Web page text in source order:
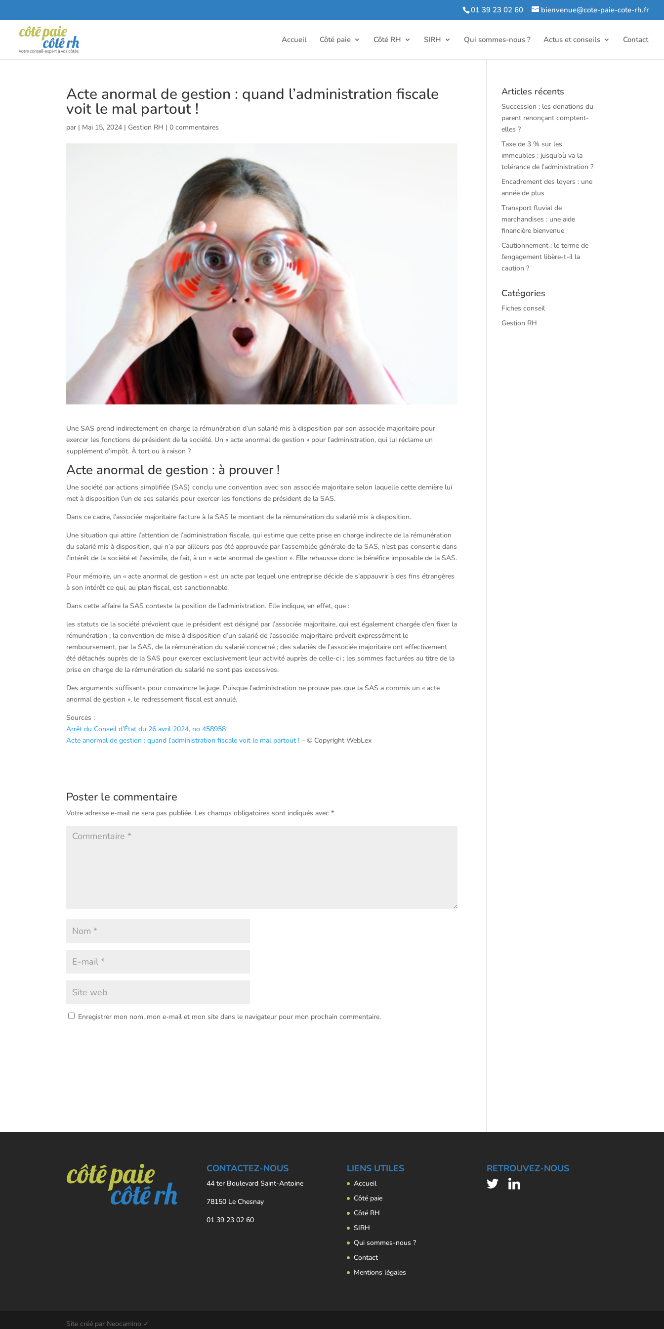
01 39 23 02 60 bienvenue@cote-paie-cote-rh.fr
Accueil Côté paie Côté RH SIRH Qui sommes-nous ? Actus et conseils Contact
Acte anormal de gestion : quand l’administration fiscale
voit le mal partout !
par | Mai 15, 2024 | Gestion RH |0 commentaires
Une SAS prend indirectement en charge la rémunération d’un salarié mis à disposition par son associée majoritaire pour
exercer les fonctions de président de la société. Un « acte anormal de gestion » pour l’administration, qui lui réclame un
supplément d’impôt. À tort ou à raison ?
Acte anormal de gestion : à prouver !
Une société par actions simplifiée (SAS) conclu une convention avec son associée majoritaire selon laquelle cette dernière lui
met à disposition l’un de ses salariés pour exercer les fonctions de président de la SAS.
Dans ce cadre, l’associée majoritaire facture à la SAS le montant de la rémunération du salarié mis à disposition.
Une situation qui attire l’attention de l’administration fiscale, qui estime que cette prise en charge indirecte de la rémunération
du salarié mis à disposition, qui n’a par ailleurs pas été approuvée par l’assemblée générale de la SAS, n’est pas consentie dans
l’intérêt de la société et l’assimile, de fait, à un « acte anormal de gestion ». Elle rehausse donc le bénéfice imposable de la SAS.
Pour mémoire, un « acte anormal de gestion » est un acte par lequel une entreprise décide de s’appauvrir à des fins étrangères
à son intérêt ce qui, au plan fiscal, est sanctionnable.
Dans cette affaire la SAS conteste la position de l’administration. Elle indique, en effet, que :
les statuts de la société prévoient que le président est désigné par l’associée majoritaire, qui est également chargée d’en fixer la
rémunération ; la convention de mise à disposition d’un salarié de l’associée majoritaire prévoit expressément le
remboursement, par la SAS, de la rémunération du salarié concerné ; des salariés de l’associée majoritaire ont effectivement
été détachés auprès de la SAS pour exercer exclusivement leur activité auprès de celle-ci ; les sommes facturées au titre de la
prise en charge de la rémunération du salarié ne sont pas excessives.
Des arguments suffisants pour convaincre le juge. Puisque l’administration ne prouve pas que la SAS a commis un « acte
anormal de gestion », le redressement fiscal est annulé.
Sources :
Arrêt du Conseil d’État du 26 avril 2024, no 458958
Acte anormal de gestion : quand l’administration fiscale voit le mal partout ! – © Copyright WebLex
Poster le commentaire
Votre adresse e-mail ne sera pas publiée. Les champs obligatoires sont indiqués avec*
Enregistrer mon nom, mon e-mail et mon site dans le navigateur pour mon prochain commentaire.
Articles récents
Succession : les donations du
parent renonçant comptent-
elles ?
Taxe de 3 % sur les
immeubles : jusqu’où va la
tolérance de l’administration ?
Encadrement des loyers : une
année de plus
Transport fluvial de
marchandises : une aide
financière bienvenue
Cautionnement : le terme de
l’engagement libère-t-il la
caution ?
Catégories
Fiches conseil
Gestion RH
CONTACTEZ-NOUS
44 ter Boulevard Saint-Antoine
78150 Le Chesnay
01 39 23 02 60
LIENS UTILES
Accueil
Côté paie
Côté RH
SIRH
Qui sommes-nous ?
Contact
Mentions légales
RETROUVEZ-NOUS
Site créé par Neocamino ✓